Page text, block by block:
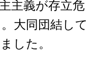
主義が存立危
大同団結して
した。